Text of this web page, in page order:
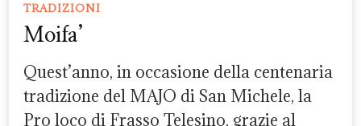
TRADIZIONI
Moifa’
Quest’anno, in occasione della centenaria
tradizione del MAJO di San Michele, la
Pro loco di Frasso Telesino, grazie al